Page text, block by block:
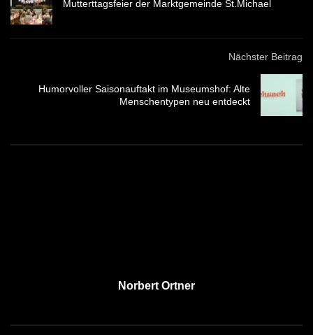
Mutterttagsfeier der Marktgemeinde St.Michael
Nächster Beitrag
Humorvoller Saisonauftakt im Museumshof: Alte
Menschentypen neu entdeckt
Norbert Ortner